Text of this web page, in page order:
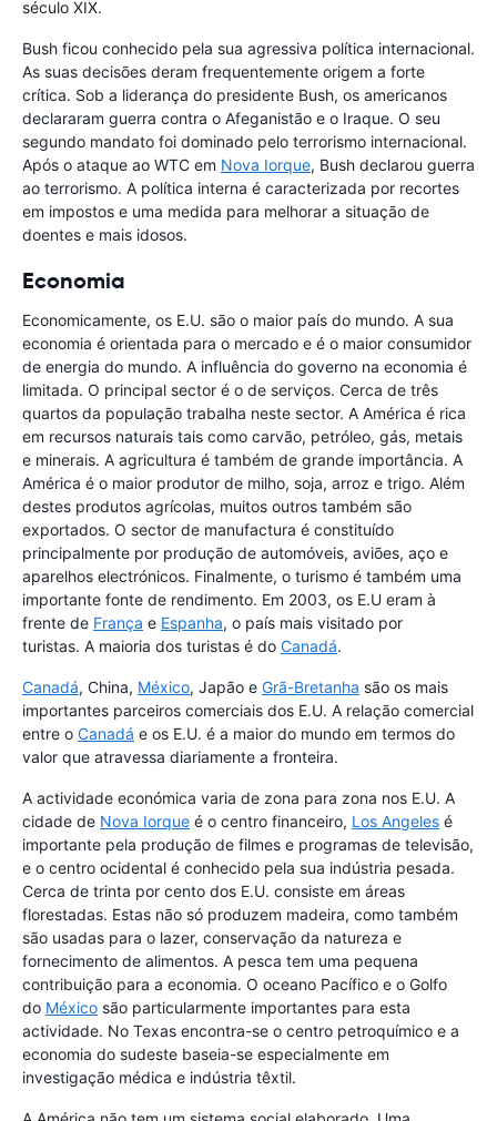
século XIX.
Bush ficou conhecido pela sua agressiva política internacional.
As suas decisões deram frequentemente origem a forte
crítica. Sob a liderança do presidente Bush, os americanos
declararam guerra contra o Afeganistão e o Iraque. O seu
segundo mandato foi dominado pelo terrorismo internacional.
Após o ataque ao WTC em Nova Iorque, Bush declarou guerra
ao terrorismo. A política interna é caracterizada por recortes
em impostos e uma medida para melhorar a situação de
doentes e mais idosos.
Economia
Economicamente, os E.U. são o maior país do mundo. A sua
economia é orientada para o mercado e é o maior consumidor
de energia do mundo. A influência do governo na economia é
limitada. O principal sector é o de serviços. Cerca de três
quartos da população trabalha neste sector. A América é rica
em recursos naturais tais como carvão, petróleo, gás, metais
e minerais. A agricultura é também de grande importância. A
América é o maior produtor de milho, soja, arroz e trigo. Além
destes produtos agrícolas, muitos outros também são
exportados. O sector de manufactura é constituído
principalmente por produção de automóveis, aviões, aço e
aparelhos electrónicos. Finalmente, o turismo é também uma
importante fonte de rendimento. Em 2003, os E.U eram à
frente de França e Espanha, o país mais visitado por
turistas. A maioria dos turistas é do Canadá.
Canadá, China, México, Japão e Grã-Bretanha são os mais
importantes parceiros comerciais dos E.U. A relação comercial
entre o Canadá e os E.U. é a maior do mundo em termos do
valor que atravessa diariamente a fronteira.
A actividade económica varia de zona para zona nos E.U. A
cidade de Nova Iorque é o centro financeiro, Los Angeles é
importante pela produção de filmes e programas de televisão,
e o centro ocidental é conhecido pela sua indústria pesada.
Cerca de trinta por cento dos E.U. consiste em áreas
florestadas. Estas não só produzem madeira, como também
são usadas para o lazer, conservação da natureza e
fornecimento de alimentos. A pesca tem uma pequena
contribuição para a economia. O oceano Pacífico e o Golfo
do México são particularmente importantes para esta
actividade. No Texas encontra-se o centro petroquímico e a
economia do sudeste baseia-se especialmente em
investigação médica e indústria têxtil.